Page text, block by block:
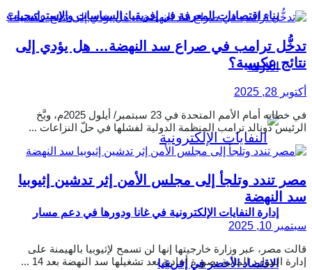
بناء اقتصادات المعرفة في إفريقيا: السياسات والإستراتيجيات
اللازمة
إدارة النفايات الإلكترونية في غانا ودورها في دعم مسار
الاقتصاد الأخضر في إفريقيا
تدخُّل ترامب في صراع سد النهضة… هل يؤدي إلى
نتائج عكسية؟
أكتوبر 28, 2025
في خطابه أمام الأمم المتحدة في 23 سبتمبر/ أيلول 2025م، وبَّخ
الرئيس دونالد ترامب المنظمة الدولية لفشلها في حلّ النزاعات ...
مصر تندد وتلجأ إلى مجلس الأمن إثر تدشين إثيوبيا
سد النهضة
سبتمبر 10, 2025
قالت مصر، عبر وزارة خارجيتها إنها لن تسمح لإثيوبيا بالهيمنة على
إدارة الموارد المائية بصورة أحادية بعد تشغيلها سد النهضة بعد 14 ...